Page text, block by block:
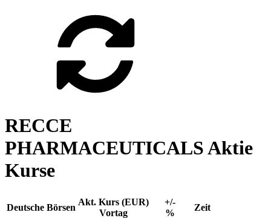
RECCE
PHARMACEUTICALS Aktie
Kurse
Deutsche Börsen
Akt. Kurs (EUR)
Vortag
+/-
%
Zeit